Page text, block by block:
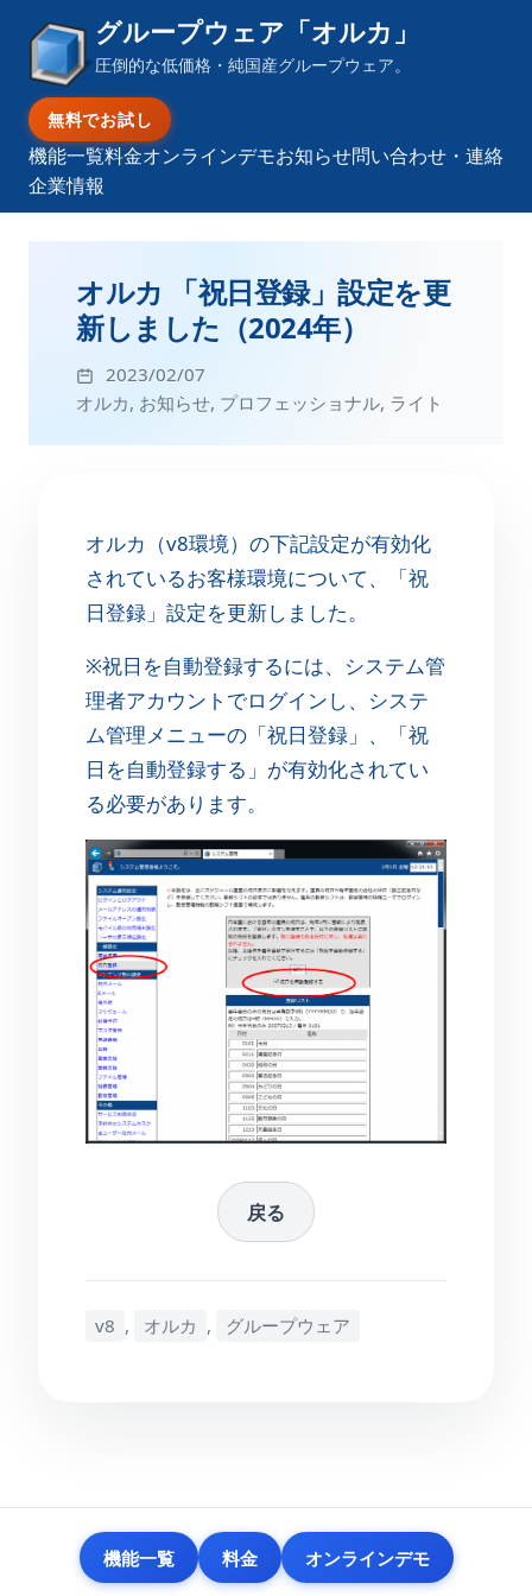
グループウェア「オルカ」
圧倒的な低価格・純国産グループウェア。
無料でお試し
機能一覧料金オンラインデモお知らせ問い合わせ・連絡
企業情報
オルカ 「祝日登録」設定を更
新しました（2024年）
2023/02/07
オルカ, お知らせ, プロフェッショナル, ライト
オルカ（v8環境）の下記設定が有効化
されているお客様環境について、「祝
日登録」設定を更新しました。
※祝日を自動登録するには、システム管
理者アカウントでログインし、システ
ム管理メニューの「祝日登録」、「祝
日を自動登録する」が有効化されてい
る必要があります。
戻る
v8 , オルカ , グループウェア
機能一覧 料金 オンラインデモ